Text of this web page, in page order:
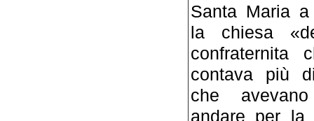
Santa Maria
la chiesa
confraternita
contava più
che
andare per